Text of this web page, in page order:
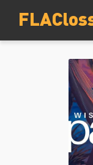
Авторизация